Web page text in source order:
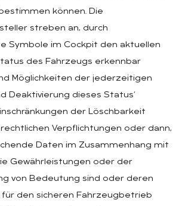
können. Die
streben an, durch
Symbole im Cockpit den aktuellen
des Fahrzeugs erkennbar
Möglichkeiten der jederzeitigen
Deaktivierung dieses Status‘
der Löschbarkeit
Verpflichtungen oder dann,
Daten im Zusammenhang mit
Gewährleistungen oder der
von Bedeutung sind oder deren
den sicheren Fahrzeugbetrieb